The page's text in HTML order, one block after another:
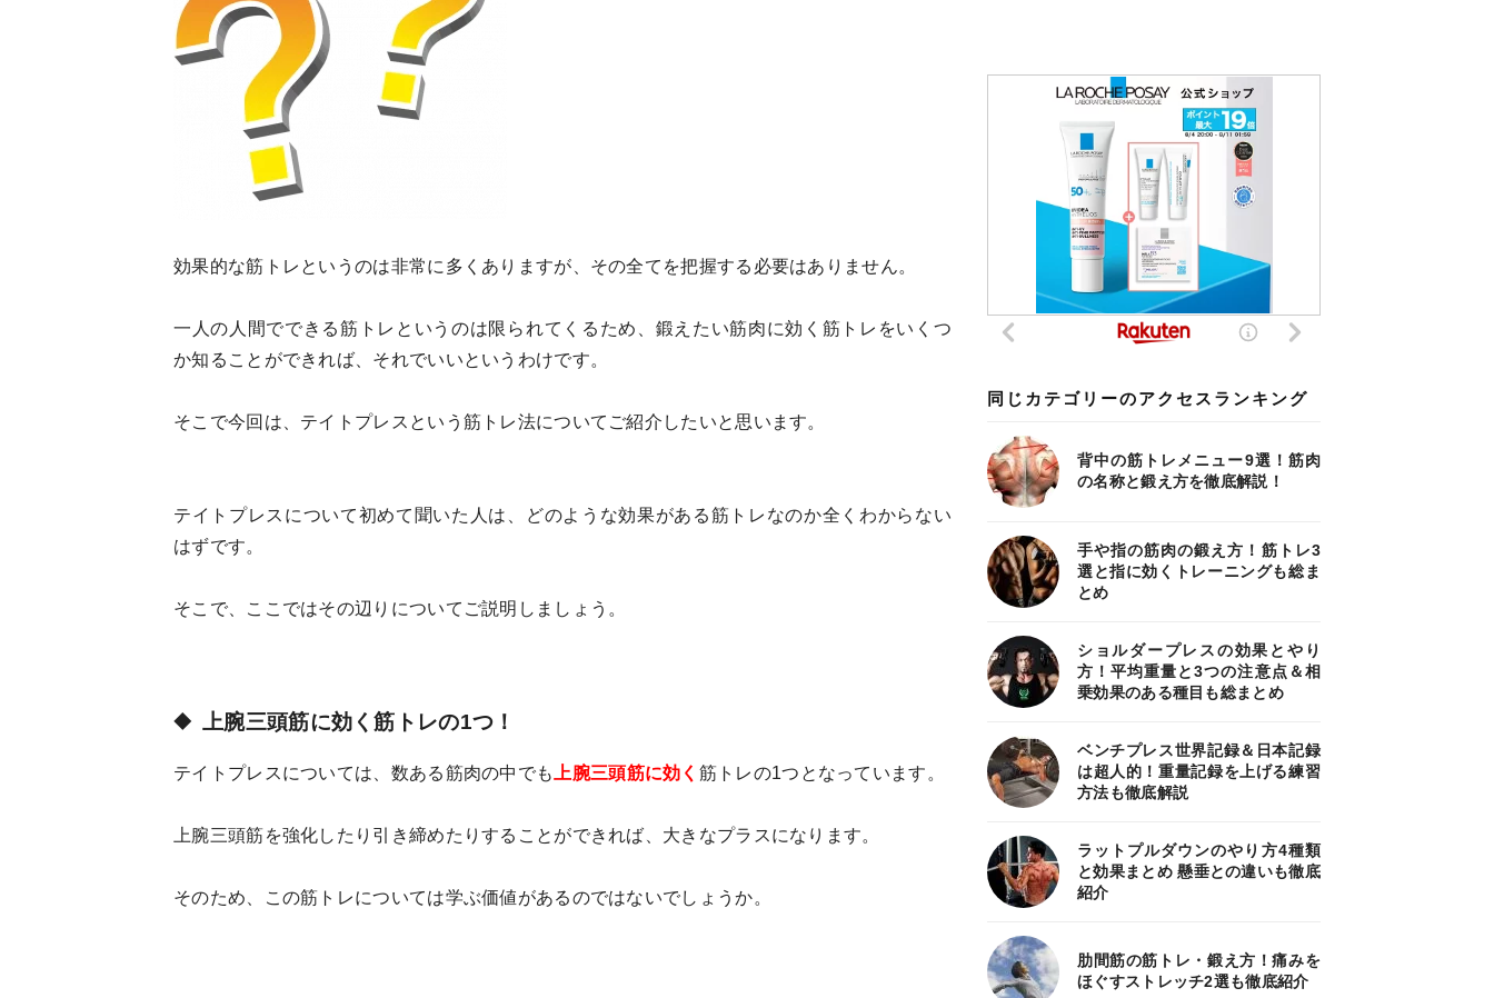
効果的な筋トレというのは非常に多くありますが、その全てを把握する必要はありません。
一人の人間でできる筋トレというのは限られてくるため、鍛えたい筋肉に効く筋トレをいくつ
か知ることができれば、それでいいというわけです。
そこで今回は、テイトプレスという筋トレ法についてご紹介したいと思います。
テイトプレスについて初めて聞いた人は、どのような効果がある筋トレなのか全くわからない
はずです。
そこで、ここではその辺りについてご説明しましょう。
上腕三頭筋に効く筋トレの1つ！
テイトプレスについては、数ある筋肉の中でも 上腕三頭筋に効く 筋トレの1つとなっています。
上腕三頭筋を強化したり引き締めたりすることができれば、大きなプラスになります。
そのため、この筋トレについては学ぶ価値があるのではないでしょうか。
同じカテゴリーのアクセスランキング
背中の筋トレメニュー9選！筋肉
の名称と鍛え方を徹底解説！
手や指の筋肉の鍛え方！筋トレ3
選と指に効くトレーニングも総ま
とめ
ショルダープレスの効果とやり
方！平均重量と3つの注意点＆相
乗効果のある種目も総まとめ
ベンチプレス世界記録＆日本記録
は超人的！重量記録を上げる練習
方法も徹底解説
ラットプルダウンのやり方4種類
と効果まとめ 懸垂との違いも徹底
紹介
肋間筋の筋トレ・鍛え方！痛みを
ほぐすストレッチ2選も徹底紹介